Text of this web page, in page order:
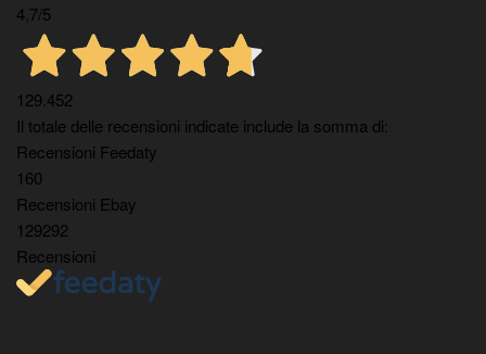
4,7/5
129.452
Il totale delle recensioni indicate include la somma di:
Recensioni Feedaty
160
Recensioni Ebay
129292
Recensioni